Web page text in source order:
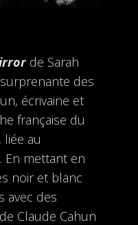
de Sarah
des
écrivaine et
française du
liée au
En mettant en
noir et blanc
avec des
Claude Cahun